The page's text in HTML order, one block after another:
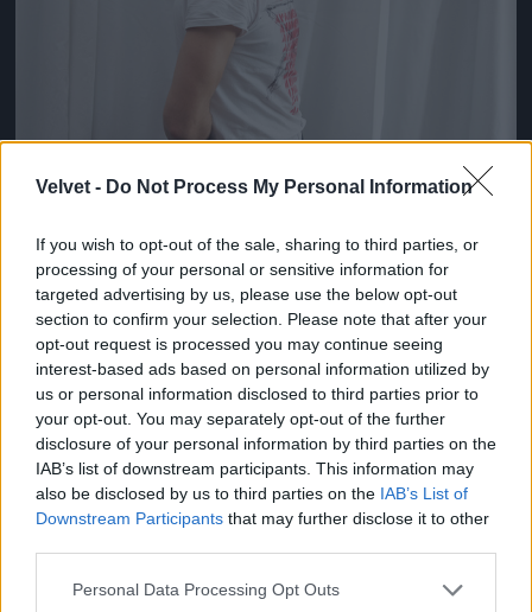
Velvet - Do Not Process My Personal Information
If you wish to opt-out of the sale, sharing to third parties, or
processing of your personal or sensitive information for
targeted advertising by us, please use the below opt-out
section to confirm your selection. Please note that after your
opt-out request is processed you may continue seeing
interest-based ads based on personal information utilized by
us or personal information disclosed to third parties prior to
your opt-out. You may separately opt-out of the further
disclosure of your personal information by third parties on the
IAB’s list of downstream participants. This information may
also be disclosed by us to third parties on the IAB’s List of
Downstream Participants that may further disclose it to other
Please note that this website/app uses one or more Google
Personal Data Processing Opt Outs
3. Legendás állatok sajtótájékoztató
Fotó: Vera Anderson / Getty Images Hungary #9